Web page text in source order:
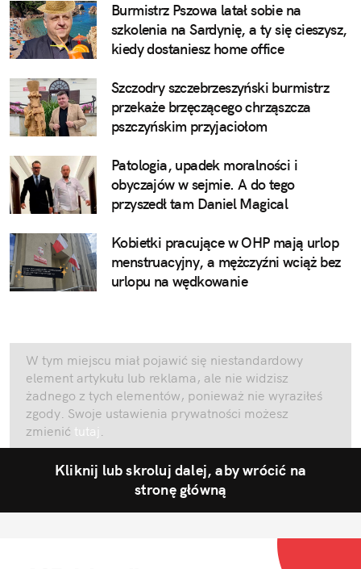
Burmistrz Pszowa latał sobie na
szkolenia na Sardynię, a ty się cieszysz,
kiedy dostaniesz home office
Szczodry szczebrzeszyński burmistrz
przekaże brzęczącego chrząszcza
pszczyńskim przyjaciołom
Patologia, upadek moralności i
obyczajów w sejmie. A do tego
przyszedł tam Daniel Magical
Kobietki pracujące w OHP mają urlop
menstruacyjny, a mężczyźni wciąż bez
urlopu na wędkowanie
W tym miejscu miał pojawić się niestandardowy
element artykułu lub reklama, ale nie widzisz
żadnego z tych elementów, ponieważ nie wyraziłeś
zgody. Swoje ustawienia prywatności możesz
zmienić tutaj .
Kliknij lub skroluj dalej, aby wrócić na
stronę główną